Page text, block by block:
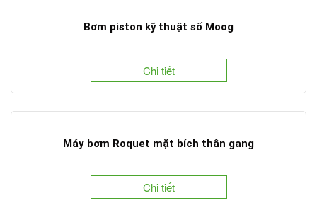
Bơm piston kỹ thuật số Moog
Chi tiết
Máy bơm Roquet mặt bích thân gang
Chi tiết